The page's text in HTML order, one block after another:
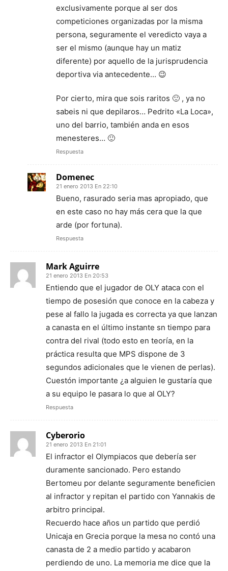
exclusivamente porque al ser dos
competiciones organizadas por la misma
persona, seguramente el veredicto vaya a
ser el mismo (aunque hay un matiz
diferente) por aquello de la jurisprudencia
deportiva via antecedente… 😉
Por cierto, mira que sois raritos 🙂 , ya no
sabeis ni que depilaros… Pedrito «La Loca»,
uno del barrio, también anda en esos
menesteres… 🙂
Respuesta
Domenec
21 enero 2013 En 22:10
Bueno, rasurado seria mas apropiado, que
en este caso no hay más cera que la que
arde (por fortuna).
Respuesta
Mark Aguirre
21 enero 2013 En 20:53
Entiendo que el jugador de OLY ataca con el
tiempo de posesión que conoce en la cabeza y
pese al fallo la jugada es correcta ya que lanzan
a canasta en el último instante sn tiempo para
contra del rival (todo esto en teoría, en la
práctica resulta que MPS dispone de 3
segundos adicionales que le vienen de perlas).
Cuestón importante ¿a alguien le gustaría que
a su equipo le pasara lo que al OLY?
Respuesta
Cyberorio
21 enero 2013 En 21:01
El infractor el Olympiacos que debería ser
duramente sancionado. Pero estando
Bertomeu por delante seguramente beneficien
al infractor y repitan el partido con Yannakis de
arbitro principal.
Recuerdo hace años un partido que perdió
Unicaja en Grecia porque la mesa no contó una
canasta de 2 a medio partido y acabaron
perdiendo de uno. La memoria me dice que la